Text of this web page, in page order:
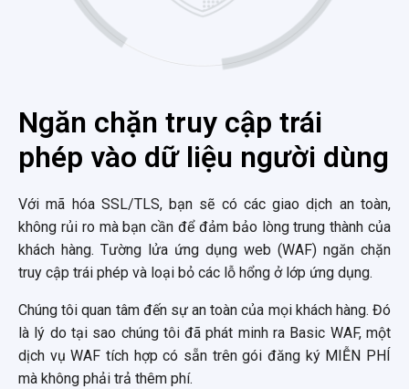
Ngăn chặn truy cập trái
phép vào dữ liệu người dùng
Với mã hóa SSL/TLS, bạn sẽ có các giao dịch an toàn,
không rủi ro mà bạn cần để đảm bảo lòng trung thành của
khách hàng. Tường lửa ứng dụng web (WAF) ngăn chặn
truy cập trái phép và loại bỏ các lỗ hổng ở lớp ứng dụng.
Chúng tôi quan tâm đến sự an toàn của mọi khách hàng. Đó
là lý do tại sao chúng tôi đã phát minh ra Basic WAF, một
dịch vụ WAF tích hợp có sẵn trên gói đăng ký MIỄN PHÍ
mà không phải trả thêm phí.